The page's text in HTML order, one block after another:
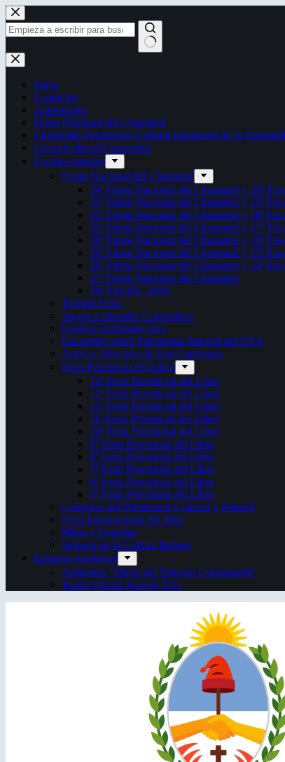
Saltar
al
contenido
Sin
resultados
Inicio
Contactos
Autoridades
Fiesta Nacional del Chamamé
Chamamé: Patrimonio Cultural Inmaterial de la
Censo Cultural Correntino
Eventos anuales
Fiesta Nacional del Chamamé
34ª Fiesta Nacional del Chamamé y 20ª
33ª Fiesta Nacional del Chamamé y 19ª
32ª Fiesta Nacional del Chamamé y 18ª
31ª Fiesta Nacional del Chamamé y 17ª
30ª Fiesta Nacional del Chamamé y 16ª
29ª Fiesta Nacional del Chamamé y 15ª
28ª Fiesta Nacional del Chamamé y 14ª
27ª Fiesta Nacional del Chamamé
26ª Edición. 2016.
Taragüi Rock
Juegos Culturales Correntinos
Festival Corrientes Jazz
Encuentro sobre Patrimonio Integral del NEA
ArteCo. Mercado de Arte Corrientes
Feria Provincial del Libro
14ª Feria Provincial del Libro
13ª Feria Provincial del Libro
12ª Feria Provincial del Libro
11ª Feria Provincial del Libro
10ª Feria Provincial del Libro
9ª Feria Provincial del Libro
8ª Feria Provincial del Libro
7ª Feria Provincial del Libro
6ª Feria Provincial del Libro
5ª Feria Provincial del Libro
Congreso del Patrimonio Cultural y Natural
Feria Internacional del libro
Mitos y leyendas
Semana de la Cultura Italiana
Espacios escénicos
Anfiteatro “Mario del Tránsito Cocomarola”
Teatro Oficial Juan de Vera